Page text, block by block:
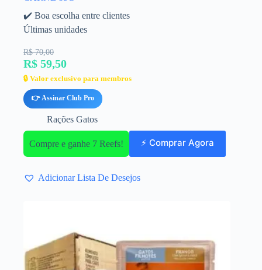
✔️ Boa escolha entre clientes
Últimas unidades
R$ 70,00
R$ 59,50
🔒 Valor exclusivo para membros
👉 Assinar Club Pro
Rações Gatos
Compre e ganhe 7 Reefs! ⚡ Comprar Agora
Adicionar Lista De Desejos